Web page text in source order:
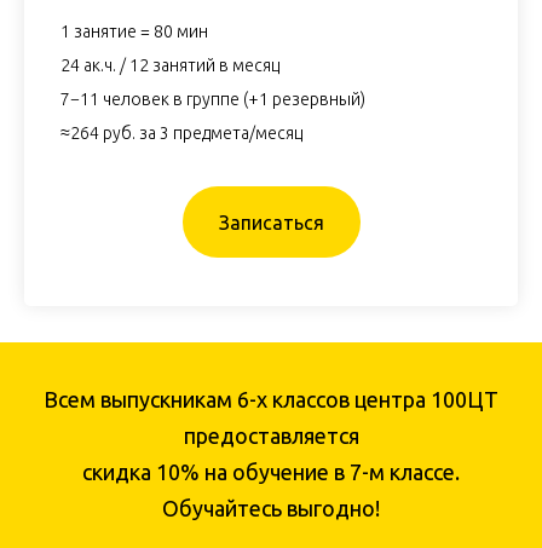
1 занятие = 80 мин
24 ак.ч. / 12 занятий в месяц
7−11 человек в группе (+1 резервный)
≈264 руб. за 3 предмета/месяц
Записаться
Всем выпускникам 6-х классов центра 100ЦТ
предоставляется
скидка 10% на обучение в 7-м классе.
Обучайтесь выгодно!